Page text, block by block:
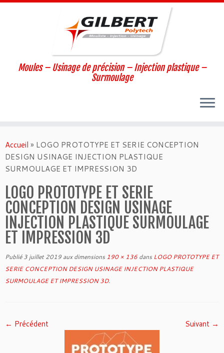
au
contenu
Moules – Usinage de précision – Injection plastique –
Surmoulage
Accueil » LOGO PROTOTYPE ET SERIE CONCEPTION
DESIGN USINAGE INJECTION PLASTIQUE
SURMOULAGE ET IMPRESSION 3D
LOGO PROTOTYPE ET SERIE
CONCEPTION DESIGN USINAGE
INJECTION PLASTIQUE SURMOULAGE
ET IMPRESSION 3D
Publié 3 juillet 2019 aux dimensions 190 × 136 dans LOGO PROTOTYPE ET
SERIE CONCEPTION DESIGN USINAGE INJECTION PLASTIQUE
SURMOULAGE ET IMPRESSION 3D.
← Précédent Suivant →